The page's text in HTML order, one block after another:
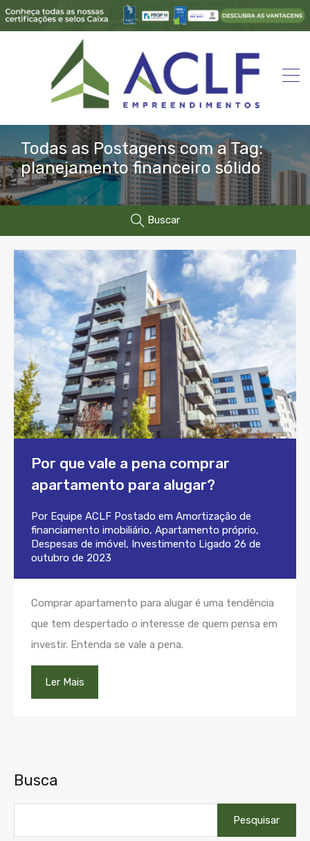
Todas as Postagens com a Tag:
planejamento financeiro sólido
Buscar
Por que vale a pena comprar
apartamento para alugar?
Por Equipe ACLF Postado em Amortização de
financiamento imobiliário, Apartamento próprio,
Despesas de imóvel, Investimento Ligado 26 de
outubro de 2023
Comprar apartamento para alugar é uma tendência
que tem despertado o interesse de quem pensa em
investir. Entenda se vale a pena.
Ler Mais
Busca
por: